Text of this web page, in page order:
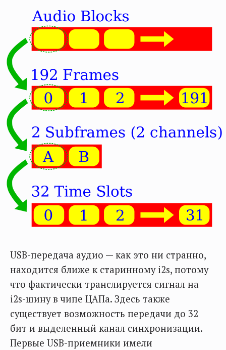
USB-передача аудио — как это ни странно,
находится ближе к старинному i2s, потому
что фактически транслируется сигнал на
i2s-шину в чипе ЦАПа. Здесь также
существует возможность передачи до 32
бит и выделенный канал синхронизации.
Первые USB-приемники имели